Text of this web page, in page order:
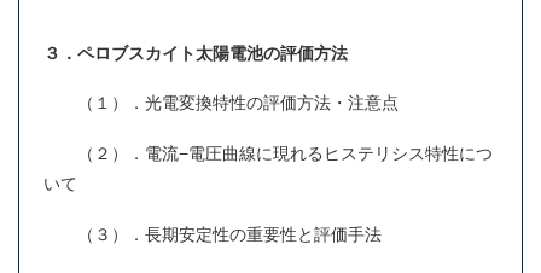
３．ペロブスカイト太陽電池の評価方法
（１）．光電変換特性の評価方法・注意点
（２）．電流−電圧曲線に現れるヒステリシス特性につ
いて
（３）．長期安定性の重要性と評価手法